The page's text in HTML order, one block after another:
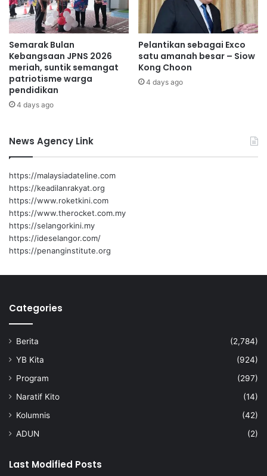
M
u
h
a
m
m
a
d
i
h
2
,
5
0
0
d
a
r
i
d
a
A
s
n
a
Semarak Bulan
Kebangsaan JPNS 2026
meriah, suntik semangat
patriotisme warga
pendidikan
4 days ago
Pelantikan sebagai Exco
satu amanah besar – Siow
Kong Choon
4 days ago
News Agency Link
https://malaysiadateline.com
https://keadilanrakyat.org
https://www.roketkini.com
https://www.therocket.com.my
https://selangorkini.my
https://ideselangor.com/
https://penanginstitute.org
Categories
Berita
(2,784)
YB Kita
(924)
Program
(297)
Naratif Kito
(14)
Kolumnis
(42)
ADUN
(2)
Last Modified Posts